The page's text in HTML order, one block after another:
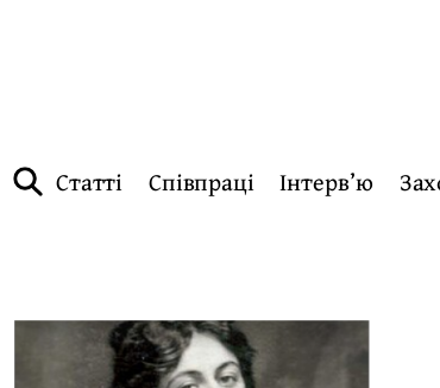
Статті Співпраці Інтерв’ю